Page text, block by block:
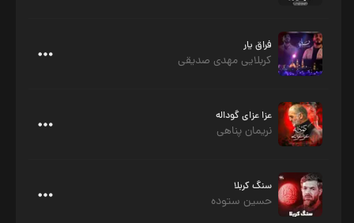
فراق یار
کربلایی مهدی صدیقی
عزا عزای گوداله
نریمان پناهی
سنگ کربلا
حسین ستوده